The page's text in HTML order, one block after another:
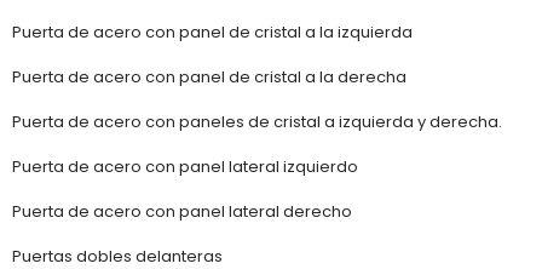
Puerta de acero con panel de cristal a la izquierda
Puerta de acero con panel de cristal a la derecha
Puerta de acero con paneles de cristal a izquierda y derecha.
Puerta de acero con panel lateral izquierdo
Puerta de acero con panel lateral derecho
Puertas dobles delanteras